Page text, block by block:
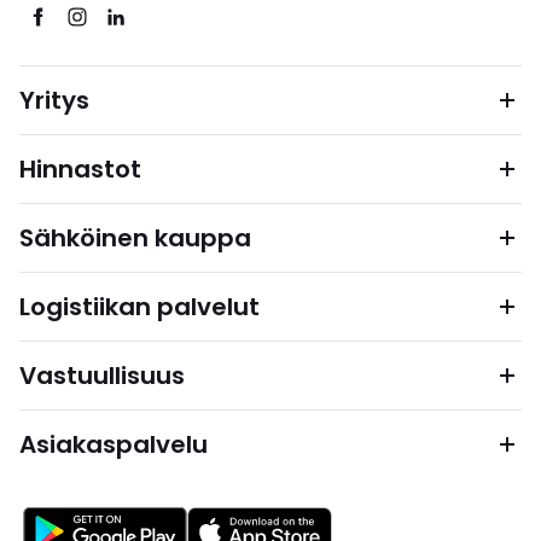
Yritys
Hinnastot
Sähköinen kauppa
Logistiikan palvelut
Vastuullisuus
Asiakaspalvelu